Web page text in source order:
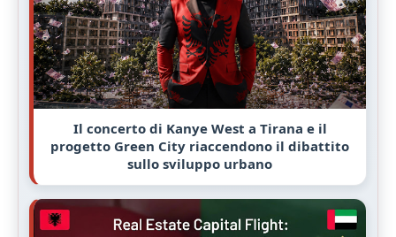
Il concerto di Kanye West a Tirana e il
progetto Green City riaccendono il dibattito
sullo sviluppo urbano